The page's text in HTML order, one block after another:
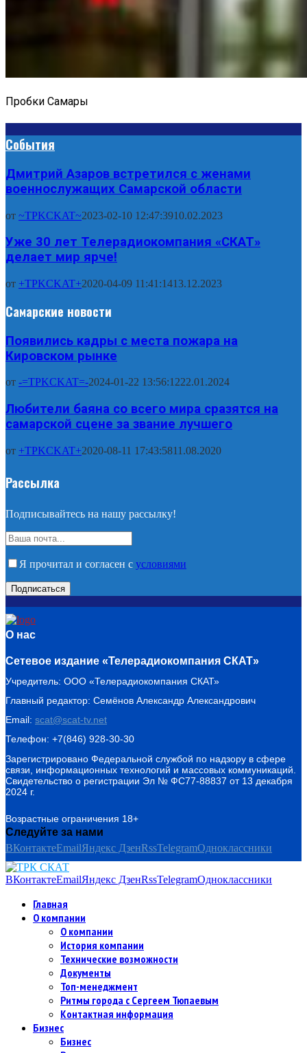
Пробки Самары
События
Дмитрий Азаров встретился с женами
военнослужащих Самарской области
от ~TPKCKAT~2023-02-10 12:47:3910.02.2023
Уже 30 лет Телерадиокомпания «СКАТ»
делает мир ярче!
от +TPKCKAT+2020-04-09 11:41:1413.12.2023
Самарские новости
Появились кадры с места пожара на
Кировском рынке
от -=TPKCKAT=-2024-01-22 13:56:1222.01.2024
Любители баяна со всего мира сразятся на
самарской сцене за звание лучшего
от +TPKCKAT+2020-08-11 17:43:5811.08.2020
Рассылка
Подписывайтесь на нашу рассылку!
Я прочитал и согласен с условиями
О нас
Сетевое издание «Телерадиокомпания СКАТ»
Учредитель: ООО «Телерадиокомпания СКАТ»
Главный редактор: Семёнов Александр Александрович
Email: scat@scat-tv.net
Телефон: +7(846) 928-30-30
Зарегистрировано Федеральной службой по надзору в сфере
связи, информационных технологий и массовых коммуникаций.
Свидетельство о регистрации Эл № ФС77-88837 от 13 декабря
2024 г.
Возрастные ограничения 18+
Следуйте за нами
ВКонтактеEmailЯндекс ДзенRssTelegramОдноклассники
ВКонтактеEmailЯндекс ДзенRssTelegramОдноклассники
Главная
О компании
О компании
История компании
Технические возможности
Документы
Топ-менеджмент
Ритмы города с Сергеем Тюпаевым
Контактная информация
Бизнес
Бизнес